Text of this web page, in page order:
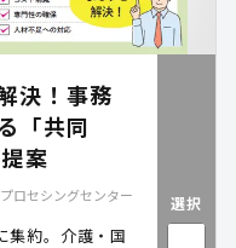
決！事務
「共同
案
ロセシングセンター
集約。介護・国
選択